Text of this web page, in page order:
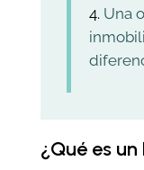
Una
¿Qué es